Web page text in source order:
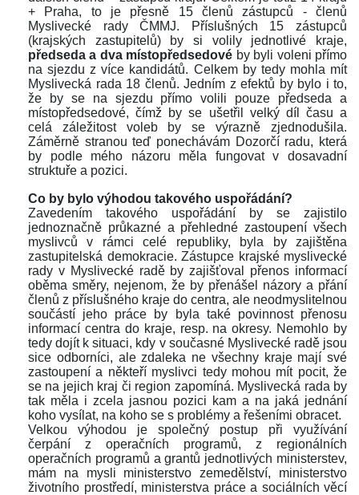
+ Praha, to je přesně 15 členů zástupců - členů
Myslivecké rady ČMMJ. Příslušných 15 zástupců
(krajských zastupitelů) by si volily jednotlivé kraje,
předseda a dva místopředsedové by byli voleni přímo
na sjezdu z více kandidátů. Celkem by tedy mohla mít
Myslivecká rada 18 členů. Jedním z efektů by bylo i to,
že by se na sjezdu přímo volili pouze předseda a
místopředsedové, čímž by se ušetřil velký díl času a
celá záležitost voleb by se výrazně zjednodušila.
Záměrně stranou teď ponechávám Dozorčí radu, která
by podle mého názoru měla fungovat v dosavadní
truktuře a pozici.
Co by bylo výhodou takového uspořádání?
Zavedením takového uspořádání by se zajistilo
jednoznačně průkazné a přehledné zastoupení všech
myslivců v rámci celé republiky, byla by zajištěna
zastupitelská demokracie. Zástupce krajské myslivecké
rady v Myslivecké radě by zajišťoval přenos informací
oběma směry, nejenom, že by přenášel názory a přání
členů z příslušného kraje do centra, ale neodmyslitelnou
oučástí jeho práce by byla také povinnost přenosu
informací centra do kraje, resp. na okresy. Nemohlo by
tedy dojít k situaci, kdy v současné Myslivecké radě jsou
ice odborníci, ale zdaleka ne všechny kraje mají své
zastoupení a někteří myslivci tedy mohou mít pocit, že
e na jejich kraj či region zapomíná. Myslivecká rada by
tak měla i zcela jasnou pozici kam a na jaká jednání
koho vysílat, na koho se s problémy a řešeními obracet.
Velkou výhodou je společný postup při využívání
čerpání z operačních programů, z regionálních
operačních programů a grantů jednotlivých ministerstev,
mám na mysli ministerstvo zemedělství, ministerstvo
životního prostředí, ministerstva práce a sociálních věcí